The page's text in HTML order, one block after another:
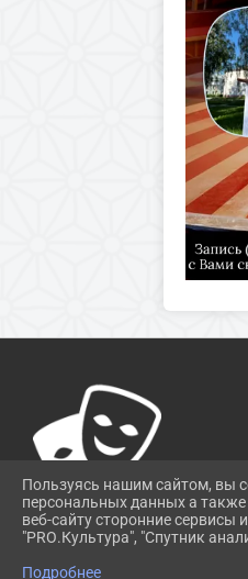
ПРИ ИСПОЛЬЗОВАНИИ
ССЫЛКА
Пользуясь нашим сайтом, вы
персональных данных а
веб-сайту сторонние сервисы
"PRO.Культура", "Спутник
Подробнее